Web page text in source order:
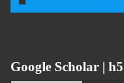
Google Scholar | h5